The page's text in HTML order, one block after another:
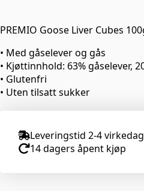
PREMIO Goose Liver Cubes
• Med gåselever og gås
• Kjøttinnhold: 63% gåselever,
• Glutenfri
• Uten tilsatt sukker
Leveringstid 2-4
14 dagers åpent kjøp